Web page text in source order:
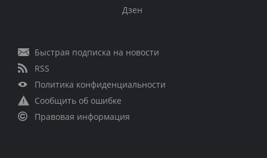
Дзен
Быстрая подписка на новости
RSS
Политика конфиденциальности
Сообщить об ошибке
Правовая информация